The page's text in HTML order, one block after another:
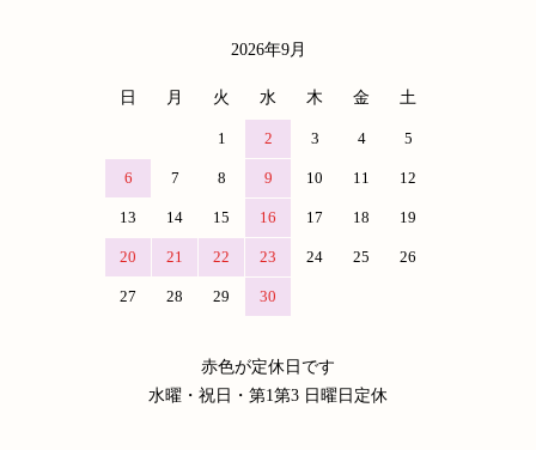
2026年9月
日 月 火 水 木 金 土
1 2 3 4 5
6 7 8 9 10 11 12
13 14 15 16 17 18 19
20 21 22 23 24 25 26
27 28 29 30
赤色が定休日です
水曜・祝日・第1第3 日曜日定休